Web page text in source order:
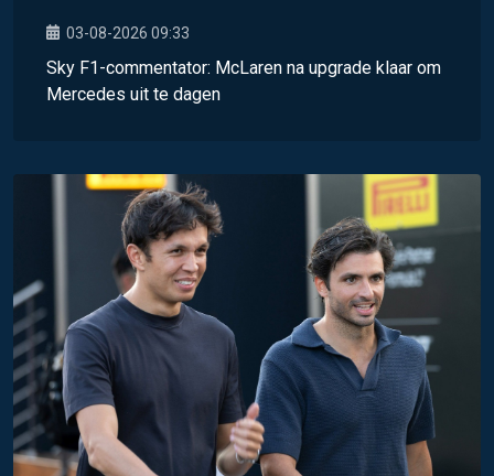
03-08-2026 09:33
Sky F1-commentator: McLaren na upgrade klaar om
Mercedes uit te dagen